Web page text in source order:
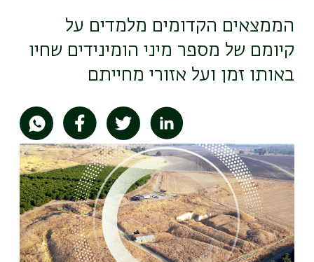
הממצאים הקדומים מלמדים על
קיומם של מספר מיני הומינידים שחיו
באותו זמן ועל אזורי מחייתם
תמונה